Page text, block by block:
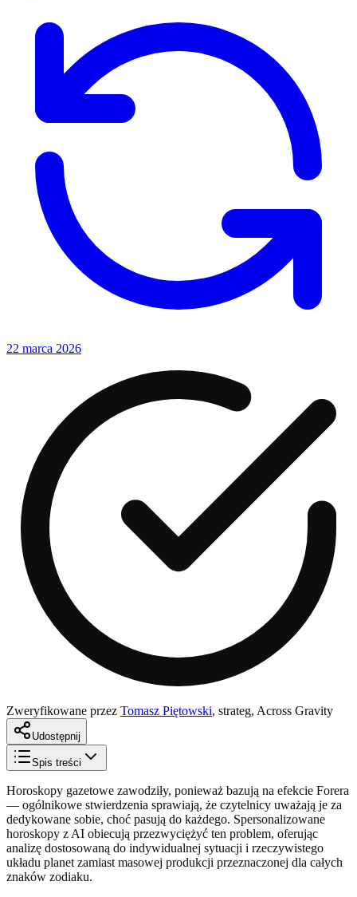
22 marca 2026
Zweryfikowane przez Tomasz Piętowski, strateg, Across Gravity
Udostępnij
Spis treści
Horoskopy gazetowe zawodziły, ponieważ bazują na efekcie Forera
— ogólnikowe stwierdzenia sprawiają, że czytelnicy uważają je za
dedykowane sobie, choć pasują do każdego. Spersonalizowane
horoskopy z AI obiecują przezwyciężyć ten problem, oferując
analizę dostosowaną do indywidualnej sytuacji i rzeczywistego
układu planet zamiast masowej produkcji przeznaczonej dla całych
znaków zodiaku.